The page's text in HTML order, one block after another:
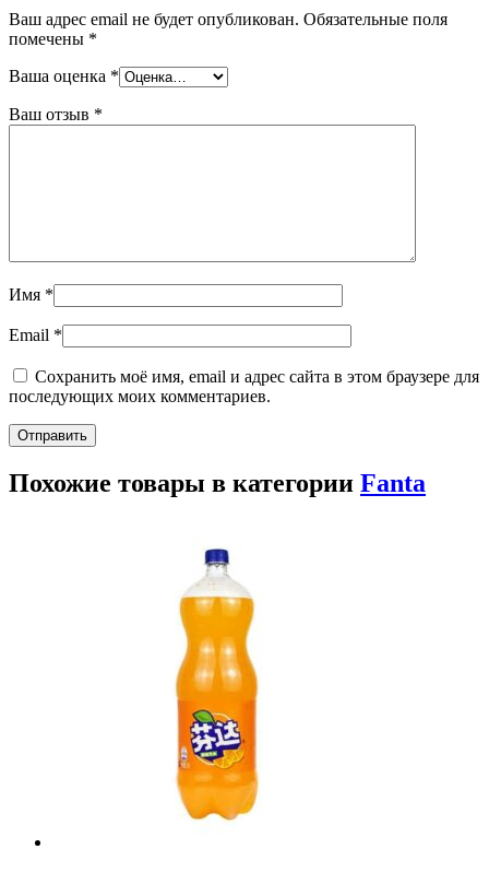
Ваш адрес email не будет опубликован. Обязательные поля
помечены *
Ваша оценка *
Ваш отзыв *
Имя *
Email *
Сохранить моё имя, email и адрес сайта в этом браузере для
последующих моих комментариев.
Похожие товары в категории Fanta